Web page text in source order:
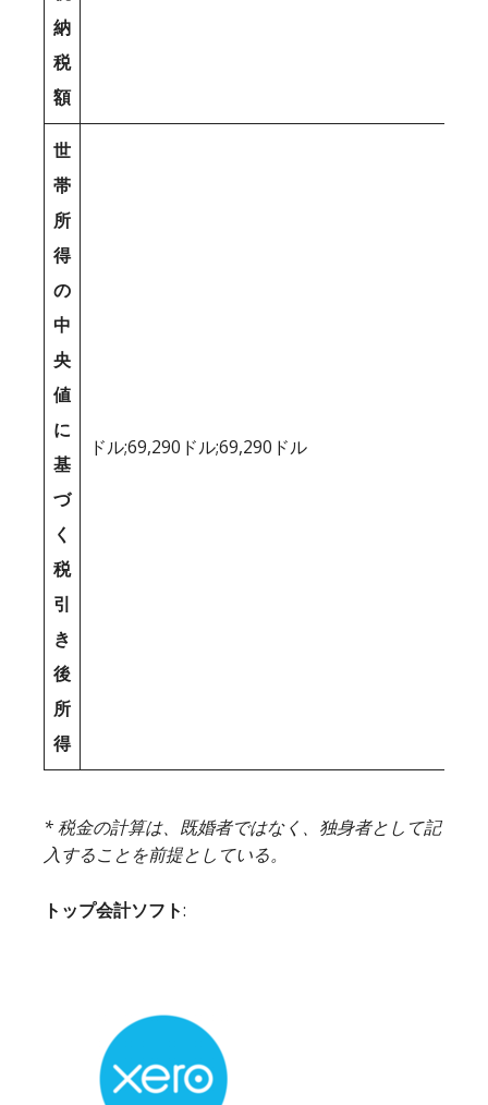
納
税
額
世
帯
所
得
の
中
央
値
に
基
づ
く
税
引
き
後
所
得
ドル;69,290ドル;69,290ドル
* 税金の計算は、既婚者ではなく、独身者として記
入することを前提としている。
トップ会計ソフト: